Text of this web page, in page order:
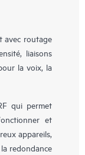
avec routage
liaisons
la voix, la
qui permet
et
appareils,
redondance